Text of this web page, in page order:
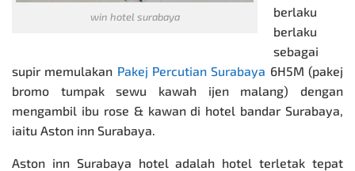
win hotel surabaya
berlaku
berlaku
sebagai
supirmemulakan Pakej Percutian Surabaya 6H5M (pakej
bromo tumpak sewu kawah ijen malang) dengan
mengambil ibu rose & kawan di hotel bandar Surabaya,
iaitu Aston inn Surabaya.
Aston inn Surabaya hotel adalah hotel terletak tepat